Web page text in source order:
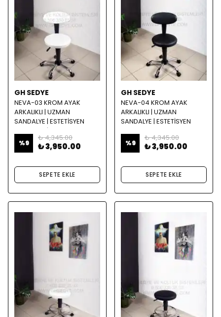
GH SEDYE
NEVA-03 KROM AYAK
ARKALIKLI | UZMAN
SANDALYE | ESTETİSYEN
SANDALYE | BEYAZ
%9
₺ 4,345.00
₺ 3,950.00
SEPETE EKLE
GH SEDYE
NEVA-04 KROM AYAK
ARKALIKLI | UZMAN
SANDALYE | ESTETİSYEN
%9
₺ 4,345.00
₺ 3,950.00
SEPETE EKLE